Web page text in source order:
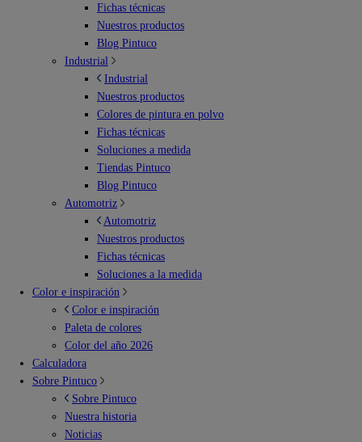
Fichas técnicas
Nuestros productos
Blog Pintuco
Industrial
Industrial
Nuestros productos
Colores de pintura en polvo
Fichas técnicas
Soluciones a medida
Tiendas Pintuco
Blog Pintuco
Automotriz
Automotriz
Nuestros productos
Fichas técnicas
Soluciones a la medida
Color e inspiración
Color e inspiración
Paleta de colores
Color del año 2026
Calculadora
Sobre Pintuco
Sobre Pintuco
Nuestra historia
Noticias